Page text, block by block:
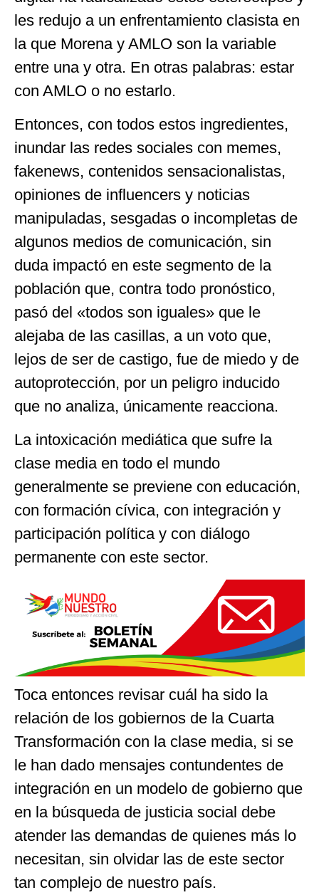
les redujo a un enfrentamiento clasista en
la que Morena y AMLO son la variable
entre una y otra. En otras palabras: estar
con AMLO o no estarlo.
Entonces, con todos estos ingredientes,
inundar las redes sociales con memes,
fakenews, contenidos sensacionalistas,
opiniones de influencers y noticias
manipuladas, sesgadas o incompletas de
algunos medios de comunicación, sin
duda impactó en este segmento de la
población que, contra todo pronóstico,
pasó del «todos son iguales» que le
alejaba de las casillas, a un voto que,
lejos de ser de castigo, fue de miedo y de
autoprotección, por un peligro inducido
que no analiza, únicamente reacciona.
La intoxicación mediática que sufre la
clase media en todo el mundo
generalmente se previene con educación,
con formación cívica, con integración y
participación política y con diálogo
permanente con este sector.
Toca entonces revisar cuál ha sido la
relación de los gobiernos de la Cuarta
Transformación con la clase media, si se
le han dado mensajes contundentes de
integración en un modelo de gobierno que
en la búsqueda de justicia social debe
atender las demandas de quienes más lo
necesitan, sin olvidar las de este sector
tan complejo de nuestro país.